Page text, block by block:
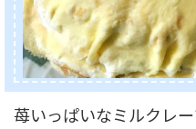
苺いっぱいなミルクレ